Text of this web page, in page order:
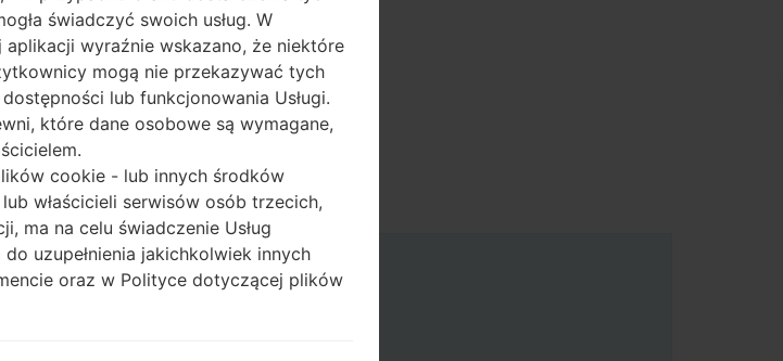
świadczyć swoich usług. W
wyraźnie wskazano, że niektóre
mogą nie przekazywać tych
lub funkcjonowania Usługi.
które dane osobowe są wymagane,
cookie - lub innych środków
właścicieli serwisów osób trzecich,
ma na celu świadczenie Usług
uzupełnienia jakichkolwiek innych
oraz w Polityce dotyczącej plików